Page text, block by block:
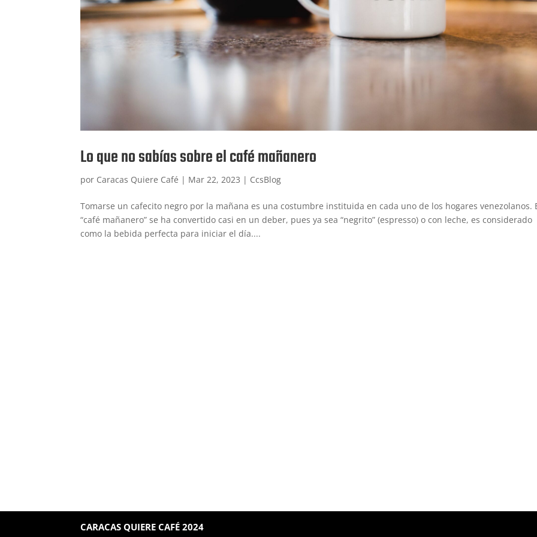
Lo que no sabías sobre el café mañanero
por Caracas Quiere Café | Mar 22, 2023 | CcsBlog
Tomarse un cafecito negro por la mañana es una costumbre instituida en cada uno de los hogares venezolanos.
“café mañanero” se ha convertido casi en un deber, pues ya sea “negrito” (espresso) o con leche, es considerado
como la bebida perfecta para iniciar el día....
CARACAS QUIERE CAFÉ 2024